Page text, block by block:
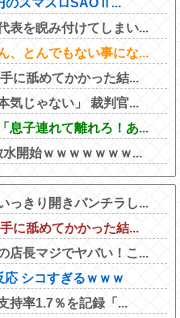
表を睨み付けてしまい...
、とんでもない事にな...
に舐めてかかった結...
気じゃない」 裁判官...
息子連れて離れろ！あ...
水開始ｗｗｗｗｗｗｗ...
っきり開きパンチラし...
に舐めてかかった結...
店長マジでヤバい！こ...
シコすぎるｗｗｗ
持率1.7％を記録「...